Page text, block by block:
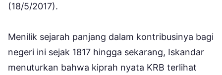
(18/5/2017).
Menilik sejarah panjang dalam kontribusinya bagi
negeri ini sejak 1817 hingga sekarang, Iskandar
menuturkan bahwa kiprah nyata KRB terlihat